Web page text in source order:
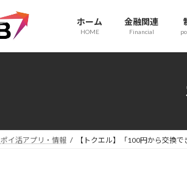
ホーム
HOME
金融関連
Financial
ポイ活アプリ・情報 【トクエル】「100円から交換